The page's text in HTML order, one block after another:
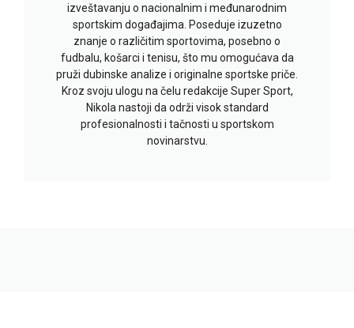
izveštavanju o nacionalnim i međunarodnim
sportskim događajima. Poseduje izuzetno
znanje o različitim sportovima, posebno o
fudbalu, košarci i tenisu, što mu omogućava da
pruži dubinske analize i originalne sportske priče.
Kroz svoju ulogu na čelu redakcije Super Sport,
Nikola nastoji da održi visok standard
profesionalnosti i tačnosti u sportskom
novinarstvu.